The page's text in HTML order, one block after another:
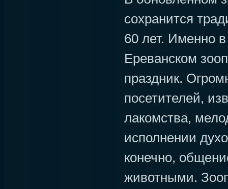
сохранится
60 лет. Именно
Ереванском
праздник.
посетителей,
лакомства,
исполнении
конечно,
животными.